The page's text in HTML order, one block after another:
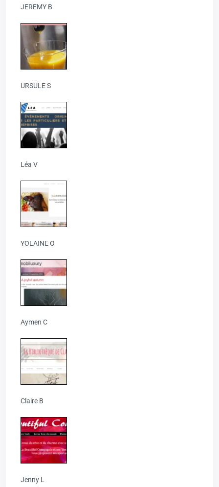
JEREMY B
URSULE S
Léa V
YOLAINE O
Aymen C
Claire B
Jenny L